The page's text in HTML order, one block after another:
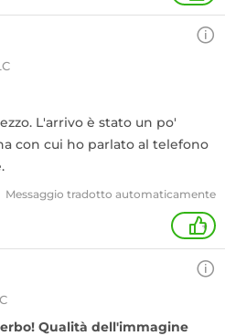
L'arrivo è stato un po'
con cui ho parlato al telefono
Messaggio tradotto automaticamente
+
Qualità dell'immagine